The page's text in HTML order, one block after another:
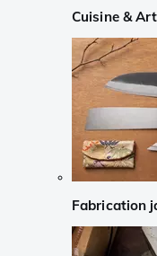
Cuisine &
Fabrication